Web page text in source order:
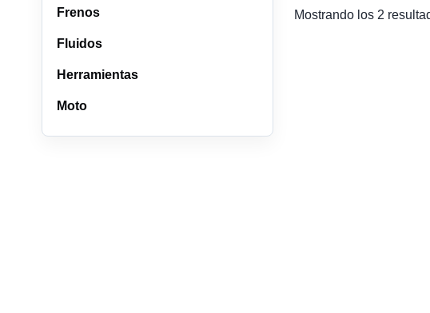
Frenos
Fluidos
Herramientas
Moto
Mostrando los 2